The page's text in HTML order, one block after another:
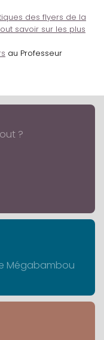
des flyers de la
savoir sur les plus
au Professeur
?
Mégabambou